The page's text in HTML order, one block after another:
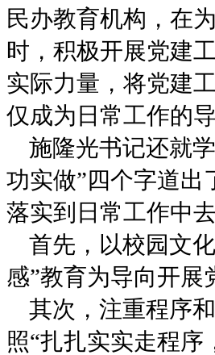
民办教育机构，在
时，积极开展党建
实际力量，将党建
仅成为日常工作的
施隆光书记还就
功实做”四个字道出
落实到日常工作中去
首先，以校园文
感”教育为导向开展
其次，注重程序
照“扎扎实实走程